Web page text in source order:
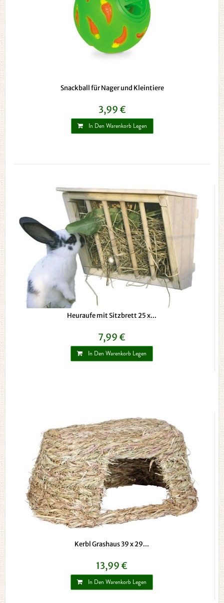
Snackball für Nager und Kleintiere
3,99 €
In Den Warenkorb Legen
Heuraufe mit Sitzbrett 25 x...
7,99 €
In Den Warenkorb Legen
Kerbl Grashaus 39 x 29...
13,99 €
In Den Warenkorb Legen